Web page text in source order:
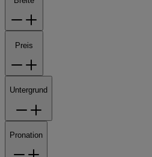
Preis
Untergrund
Pronation